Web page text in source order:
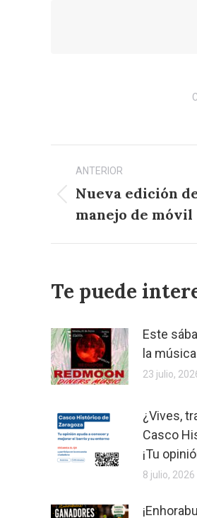
Navegación
entre
publicaciones
ANTERIOR
Publicación
anterior:
Nueva edición
manejo de móvil
Te puede
Este
la
23 julio,
¿Vives,
Casco
¡Tu
8 julio, 2026